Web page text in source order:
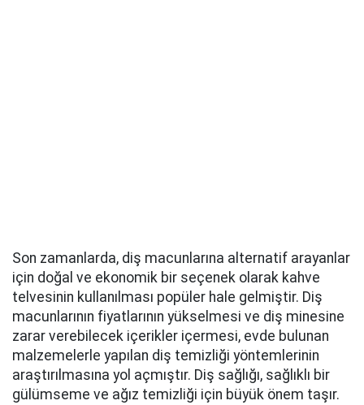
Son zamanlarda, diş macunlarına alternatif arayanlar
için doğal ve ekonomik bir seçenek olarak kahve
telvesinin kullanılması popüler hale gelmiştir. Diş
macunlarının fiyatlarının yükselmesi ve diş minesine
zarar verebilecek içerikler içermesi, evde bulunan
malzemelerle yapılan diş temizliği yöntemlerinin
araştırılmasına yol açmıştır. Diş sağlığı, sağlıklı bir
gülümseme ve ağız temizliği için büyük önem taşır.